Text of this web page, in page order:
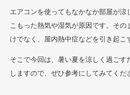
エアコンを使ってもなかなか部屋が涼
こもった熱気や湿気が原因です。そ
けでなく、屋内熱中症などを引き起こ
そこで今回は、暑い夏を涼しく過ごす
しますので、ぜひ参考にしてみてくだ